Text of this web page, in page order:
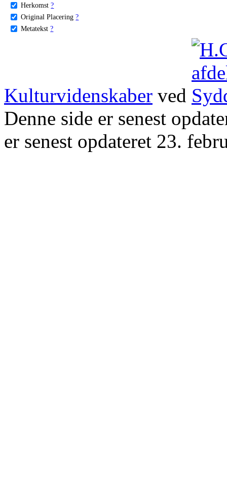
Herkomst ?
Original Placering ?
Metatekst ?
Kulturvidenskaber ved
Denne side er senest
er senest opdateret 23.